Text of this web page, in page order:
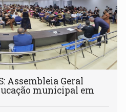
Assembleia Geral
municipal em